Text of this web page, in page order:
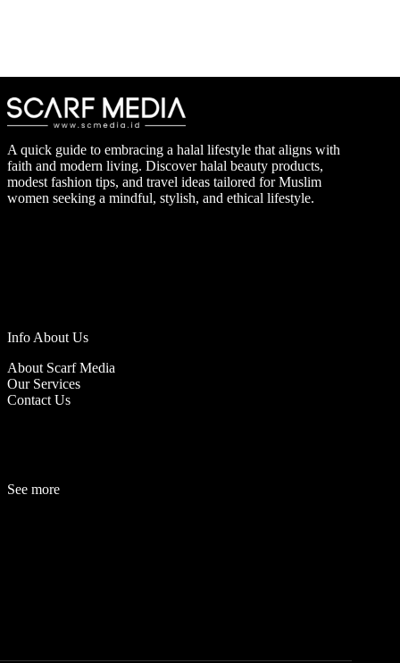
A quick guide to embracing a halal lifestyle that aligns with
faith and modern living. Discover halal beauty products,
modest fashion tips, and travel ideas tailored for Muslim
women seeking a mindful, stylish, and ethical lifestyle.
Info About Us
About Scarf Media
Our Services
Contact Us
See more